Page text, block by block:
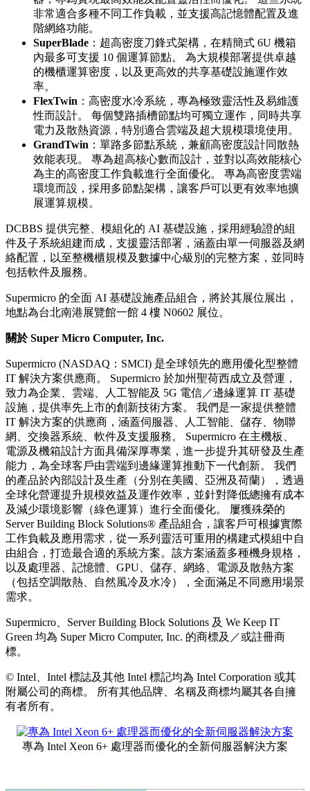
非常適合多種不同工作負載，並支援高記憶體配置及進
階網絡功能。
SuperBlade ：超高密度刀鋒式架構，在精簡式 6U 機箱
內最多可支援 10 個運算節點。 為大規模部署提供卓越
的機櫃運算密度，以及更高效的共享基礎設施運作效
率。
FlexTwin ：高密度水冷系統，專為極致靈活性及易維護
性而設計。 每個雙路插槽節點均可獨立運作，同時共享
電力及散熱資源，特別適合雲端及超大規模環境使用。
GrandTwin ：單路多節點系統，兼顧高密度設計同散熱
效能表現。 專為超高核心數而設計，並對以高效能核心
為主的高密度工作負載進行全面優化。 專為高密度雲端
環境而設，採用多節點架構，讓客戶可以更有效率地擴
展運算規模。
DCBBS 提供完整、模組化的 AI 基礎設施，採用經驗證的組
件及子系統組建而成，支援靈活部署，涵蓋由單一伺服器及網
絡配置，以至整機櫃規模及數據中心級別的完整方案，並同時
包括軟件及服務。
Supermicro 的全面 AI 基礎設施產品組合，將於其展位展出，
地點為台北南港展覽館一館 4 樓 N0602 展位。
關於 Super Micro Computer, Inc.
Supermicro (NASDAQ：SMCI) 是全球領先的應用優化型整體
IT 解決方案供應商。 Supermicro 於加州聖荷西成立及營運，
致力為企業、雲端、人工智能及 5G 電信／邊緣運算 IT 基礎
設施，提供率先上市的創新技術方案。 我們是一家提供整體
IT 解決方案的供應商，涵蓋伺服器、人工智能、儲存、物聯
網、交換器系統、軟件及支援服務。 Supermicro 在主機板、
電源及機箱設計方面具備深厚專業，進一步提升其研發及生產
能力，為全球客戶由雲端到邊緣運算推動下一代創新。 我們
的產品於內部設計及生產（分別在美國、亞洲及荷蘭），透過
全球化營運提升規模效益及運作效率，並針對降低總擁有成本
及減少環境影響（綠色運算）進行全面優化。 屢獲殊榮的
Server Building Block Solutions® 產品組合，讓客戶可根據實際
工作負載及應用需求，從一系列靈活可重用的構建式模組中自
由組合，打造最合適的系統方案。該方案涵蓋多種機身規格，
以及處理器、記憶體、GPU、儲存、網絡、電源及散熱方案
（包括空調散熱、自然風冷及水冷），全面滿足不同應用場景
需求。
Supermicro、Server Building Block Solutions 及 We Keep IT
Green 均為 Super Micro Computer, Inc. 的商標及／或註冊商
標。
© Intel、Intel 標誌及其他 Intel 標記均為 Intel Corporation 或其
附屬公司的商標。 所有其他品牌、名稱及商標均屬其各自擁
有者所有。
專為 Intel Xeon 6+ 處理器而優化的全新伺服器解決方案